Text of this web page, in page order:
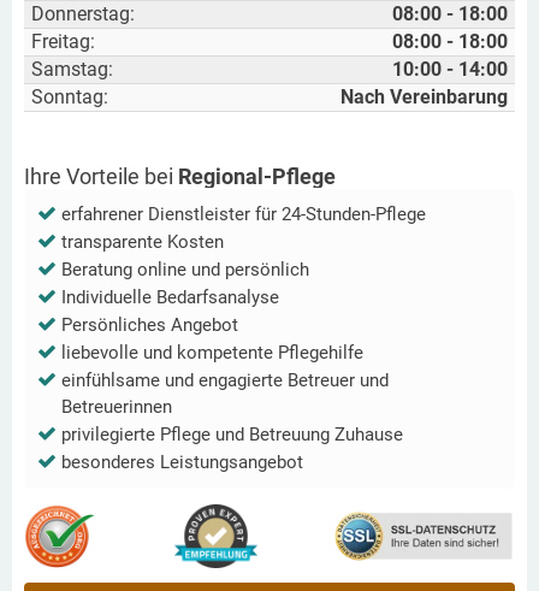
Donnerstag:
08:00 - 18:00
Freitag:
08:00 - 18:00
Samstag:
10:00 - 14:00
Sonntag:
Nach Vereinbarung
Ihre Vorteile bei Regional-Pflege
erfahrener Dienstleister für 24-Stunden-Pflege
transparente Kosten
Beratung online und persönlich
Individuelle Bedarfsanalyse
Persönliches Angebot
liebevolle und kompetente Pflegehilfe
einfühlsame und engagierte Betreuer und
Betreuerinnen
privilegierte Pflege und Betreuung Zuhause
besonderes Leistungsangebot